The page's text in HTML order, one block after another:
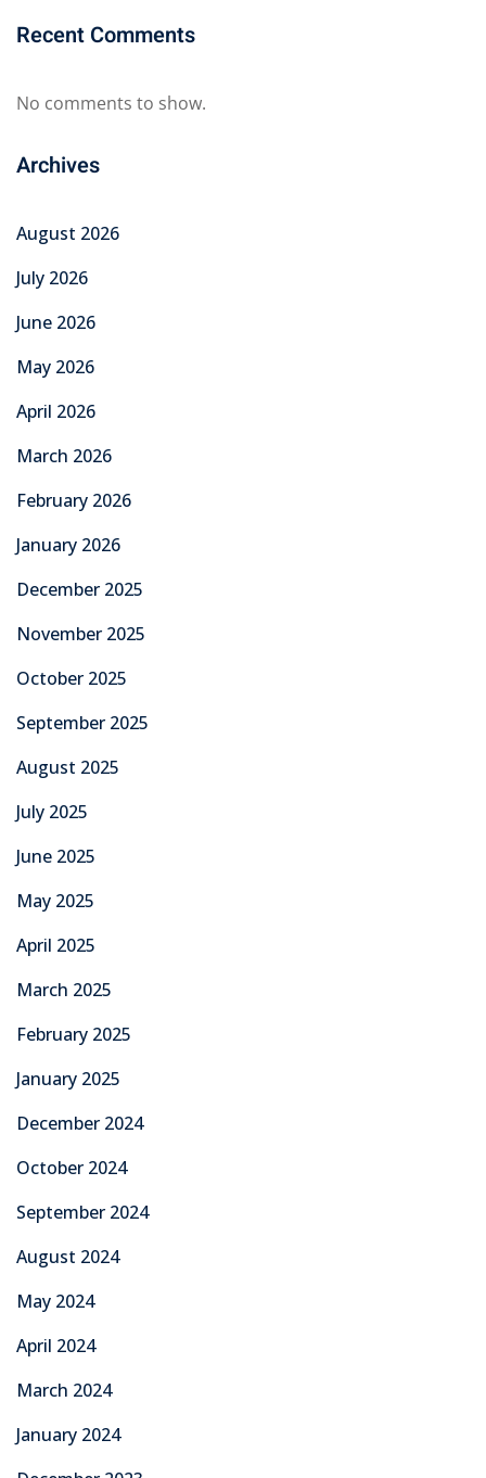
Recent Comments
No comments to show.
Archives
August 2026
July 2026
June 2026
May 2026
April 2026
March 2026
February 2026
January 2026
December 2025
November 2025
October 2025
September 2025
August 2025
July 2025
June 2025
May 2025
April 2025
March 2025
February 2025
January 2025
December 2024
October 2024
September 2024
August 2024
May 2024
April 2024
March 2024
January 2024